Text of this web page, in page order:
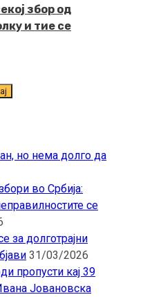
збор од
и тие се
но нема долго да
во Србија:
се
за долготрајни
31/03/2026
пропусти кај 39
Јовановска